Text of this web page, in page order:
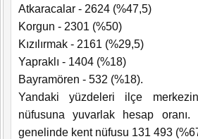
Atkaracalar - 2624 (%47,5)
Korgun - 2301 (%50)
Kızılırmak - 2161 (%29,5)
Yapraklı - 1404 (%18)
Bayramören - 532 (%18).
Yandaki yüzdeleri ilçe
nüfusuna yuvarlak hesap oranı.
genelinde kent nüfusu 131 493